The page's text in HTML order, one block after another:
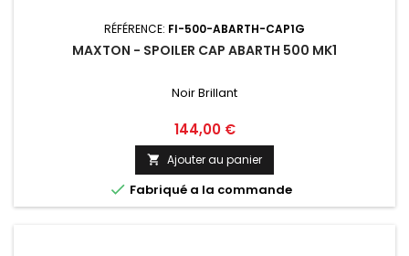
RÉFÉRENCE: FI-500-ABARTH-CAP1G
MAXTON - SPOILER CAP ABARTH 500 MK1
Noir Brillant
Prix
144,00 €
 Ajouter au panier
 Fabriqué a la commande